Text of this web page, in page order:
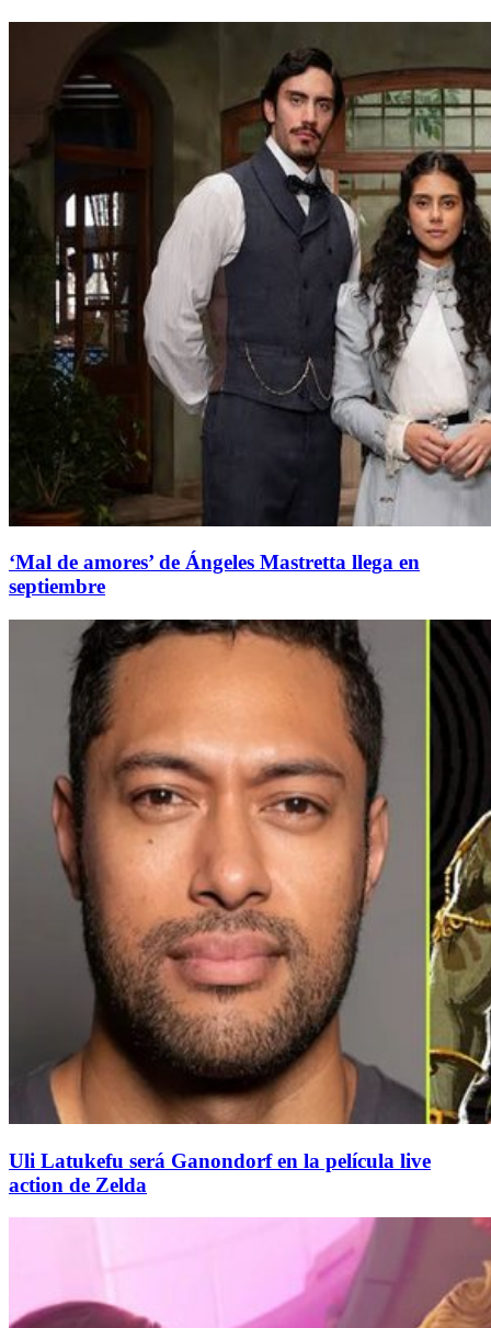
‘Mal de amores’ de Ángeles Mastretta llega en
septiembre
Uli Latukefu será Ganondorf en la película live
action de Zelda